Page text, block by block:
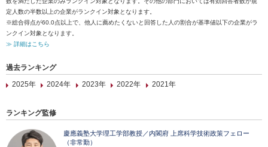
定人数の半数以上の企業がランクイン対象となります。
※総合得点が60.0点以上で、他人に薦めたくないと回答した人の割合が基準値以下の企業がラ
ンクイン対象となります。
≫ 詳細はこちら
過去ランキング
2025年
2024年 2023年 2022年 2021年
ランキング監修
慶應義塾大学理工学部教授／内閣府 上席科学技術政策フェロー
（非常勤）